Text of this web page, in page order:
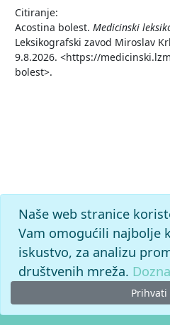
Citiranje:
Acostina bolest. Medicinski
Leksikografski zavod Miroslav
9.8.2026. <https://
bolest>.
Naše web stranice
Vam omogućili najbolje
iskustvo, za analizu
društvenih mreža.
Prihvati
© 2026. -Leksikografski zavod